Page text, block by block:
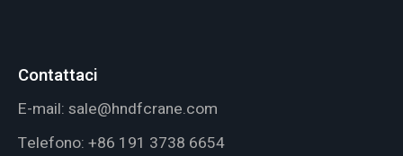
Contattaci
E-mail: sale@hndfcrane.com
Telefono: +86 191 3738 6654